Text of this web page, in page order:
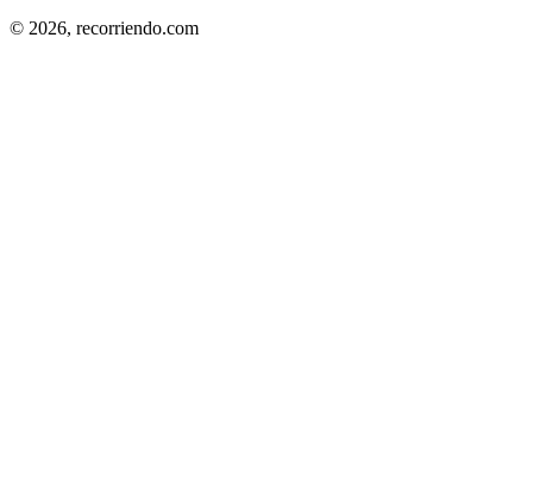
© 2026, recorriendo.com